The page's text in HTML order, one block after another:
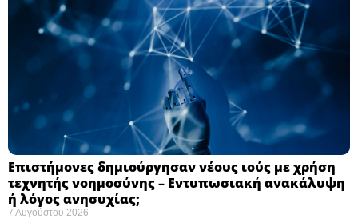
Επιστήμονες δημιούργησαν νέους ιούς με χρήση
τεχνητής νοημοσύνης – Εντυπωσιακή ανακάλυψη
ή λόγος ανησυχίας; ​
7 Αυγούστου 2026